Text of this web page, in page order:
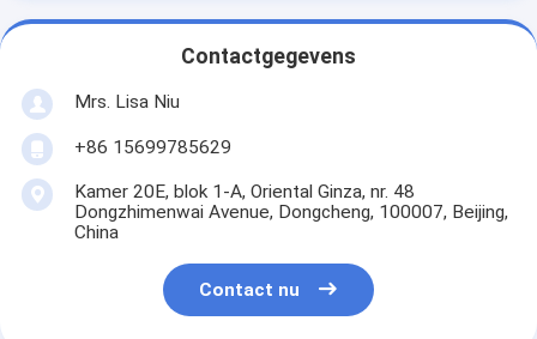
Contactgegevens
Mrs. Lisa Niu
+86 15699785629
Kamer 20E, blok 1-A, Oriental Ginza, nr. 48
Dongzhimenwai Avenue, Dongcheng, 100007, Beijing,
China
Contact nu